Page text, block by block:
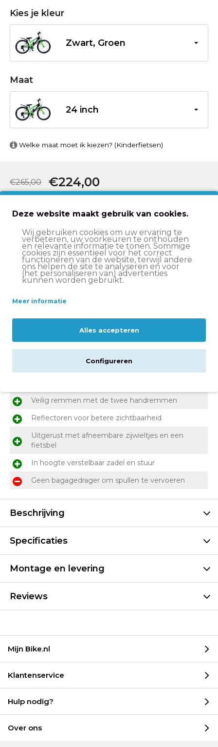
Kies je kleur
Zwart, Groen
Maat
24 inch
Welke maat moet ik kiezen? (Kinderfietsen)
€224,00
€265,00
In winkelwagen
Op werkdagen voor 15:00 besteld, volgende werkdag
in huis*
Let op: op vrijdag voor 11:00 uur besteld = volgende
werkdag in huis
14 dagenbedenktijd
Groot assortimentVolare fietsen
Voor- en nadelen
Veilig remmen met de twee handremmen
Reflectoren voor betere zichtbaarheid
Uitgerust met afneembare zijwieltjes en een
fietsbel
In hoogte verstelbaar zadel en stuur
Geen bagagedrager om spullen te vervoeren
Beschrijving
Specificaties
Montage en levering
Reviews
Mijn Bike.nl
Klantenservice
Hulp nodig?
Over ons
Deze website maakt gebruik van cookies.
Wij gebruiken cookies om uw ervaring te
verbeteren, uw voorkeuren te onthouden
en relevante informatie te tonen. Sommige
cookies zijn essentieel voor het correct
functioneren van de website, terwijl andere
ons helpen de site te analyseren en voor
(het personaliseren van) advertenties
kunnen worden gebruikt.
Meer informatie
Alles accepteren
Configureren